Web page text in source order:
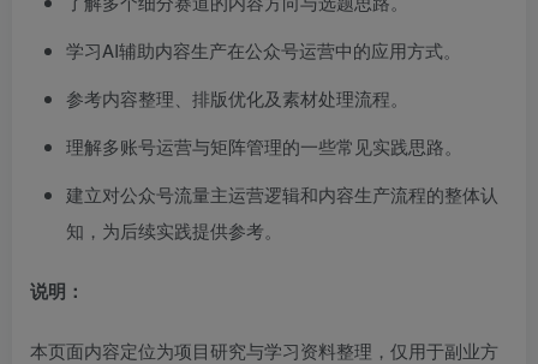
学习AI辅助内容生产在公众号运营中的应用方式。
参考内容整理、排版优化及素材处理流程。
理解多账号运营与矩阵管理的一些常见实践思路。
建立对公众号流量主运营逻辑和内容生产流程的整体认
知，为后续实践提供参考。
说明：
本页面内容定位为项目研究与学习资料整理，仅用于副业方